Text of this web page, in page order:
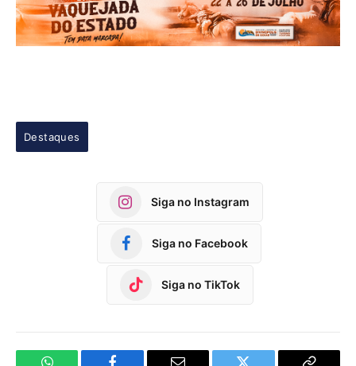
Destaques
Siga no Instagram
Siga no Facebook
Siga no TikTok